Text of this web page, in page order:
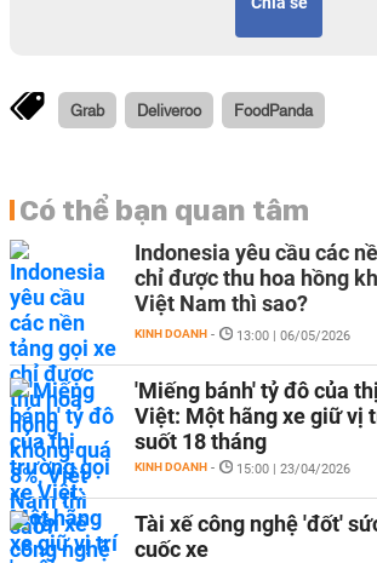
Grab Deliveroo FoodPanda
Có thể bạn quan tâm
Indonesia yêu cầu các
chỉ được thu hoa hồng
Việt Nam thì sao?
KINH DOANH - 13:00 | 06/05/2026
'Miếng bánh' tỷ đô của
Việt: Một hãng xe giữ vị
suốt 18 tháng
KINH DOANH - 15:00 | 23/04/2026
Tài xế công nghệ 'đốt'
cuốc xe